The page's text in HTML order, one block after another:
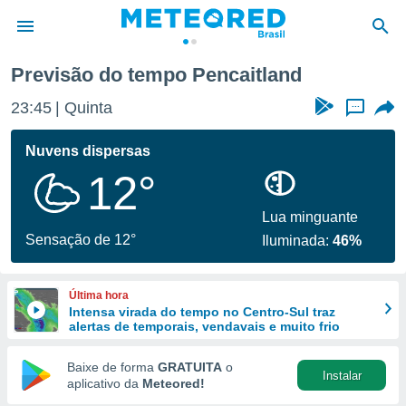
da
fornecidas
a este
das
e
forma
digital
Previsão do tempo Pencaitland
23:45 Quinta ...
Nuvens dispersas
12°
Sensação de 12°
Lua minguante
Iluminada:46%
Última hora
Intensa virada do tempo no Centro-Sul traz
alertas de temporais, vendavais e muito frio
Baixe de forma GRATUITA o
aplicativo da Meteored!
Instalar